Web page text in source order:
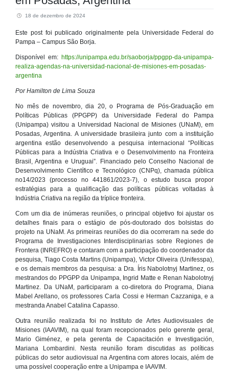
18 de dezembro de 2024
Este post foi publicado originalmente pela Universidade Federal do
Pampa – Campus São Borja.
Disponível em: https://unipampa.edu.br/saoborja/ppgpp-da-unipampa-
realiza-agendas-na-universidad-nacional-de-misiones-em-posadas-
argentina
Por Hamilton de Lima Souza
No mês de novembro, dia 20, o Programa de Pós-Graduação em
Políticas Públicas (PPGPP) da Universidade Federal do Pampa
(Unipampa) visitou a Universidad Nacional de Misiones (UNaM), em
Posadas, Argentina. A universidade brasileira junto com a instituição
argentina estão desenvolvendo a pesquisa internacional “Políticas
Públicas para a Indústria Criativa e o Desenvolvimento na Fronteira
Brasil, Argentina e Uruguai”. Financiado pelo Conselho Nacional de
Desenvolvimento Científico e Tecnológico (CNPq), chamada pública
no14/2023 (processo no 441861/2023-7), o estudo busca propor
estratégias para a qualificação das políticas públicas voltadas à
Indústria Criativa na região da tríplice fronteira.
Com um dia de inúmeras reuniões, o principal objetivo foi ajustar os
detalhes finais para o estágio de pós-doutorado dos bolsistas do
projeto na UNaM. As primeiras reuniões do dia ocorreram na sede do
Programa de Investigaciones Interdisciplinarias sobre Regiones de
Frontera (INREFRO) e contaram com a participação do coordenador da
pesquisa, Tiago Costa Martins (Unipampa), Victor Oliveira (Unifesspa),
e os demais membros da pesquisa: a Dra. Íris Nabolotnyj Martinez, os
mestrandos do PPGPP da Unipampa, Ingrid Matte e Renan Nabolotnyj
Martinez. Da UNaM, participaram a co-diretora do Programa, Diana
Mabel Arellano, os professores Carla Cossi e Herman Cazzaniga, e a
mestranda Anabel Catalina Capasso.
Outra reunião realizada foi no Instituto de Artes Audiovisuales de
Misiones (IAAVIM), na qual foram recepcionados pelo gerente geral,
Mario Giménez, e pela gerenta de Capacitación e Investigación,
Mariana Lombardini. Nesta reunião foram discutidas as políticas
públicas do setor audiovisual na Argentina com atores locais, além de
uma possível cooperação entre a Unipampa e IAAVIM.